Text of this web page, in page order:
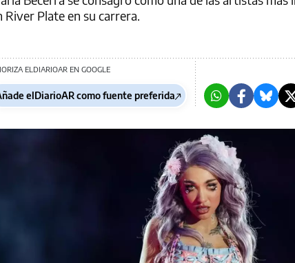
River Plate en su carrera.
ELDIARIOAR EN GOOGLE
elDiarioAR como fuente preferida